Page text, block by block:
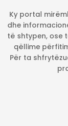
Ky portal
dhe
të shtypen, ose
qëllime
Për ta